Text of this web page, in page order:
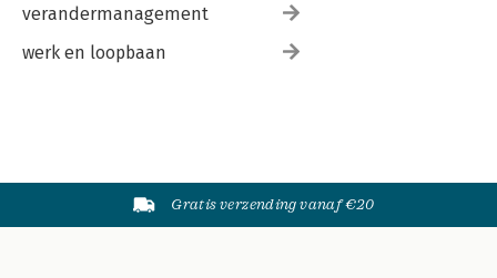
verandermanagement
werk en loopbaan
Gratis verzending vanaf €20